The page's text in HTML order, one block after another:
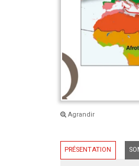
Agrandir
PRÉSENTATION